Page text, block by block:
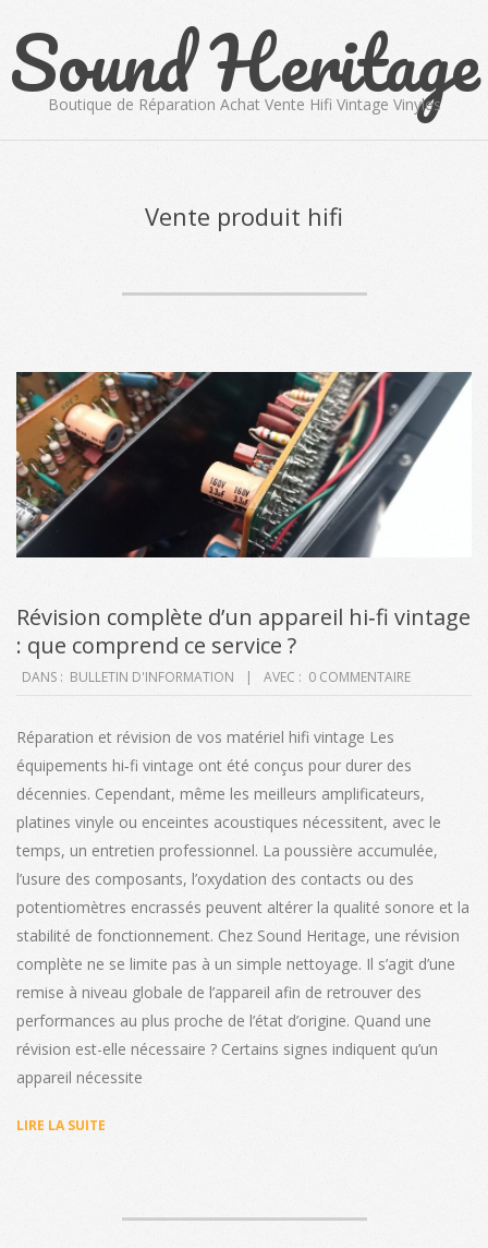
content
Sound Heritage
Boutique de Réparation Achat Vente Hifi Vintage Vinyles
Vente produit hifi
Révision complète d’un appareil hi‑fi vintage
: que comprend ce service ?
2026-
26
DANS : BULLETIN D'INFORMATION AVEC : 0 COMMENTAIRE
Réparation et révision de vos matériel hifi vintage Les
équipements hi‑fi vintage ont été conçus pour durer des
décennies. Cependant, même les meilleurs amplificateurs,
platines vinyle ou enceintes acoustiques nécessitent, avec le
temps, un entretien professionnel. La poussière accumulée,
l’usure des composants, l’oxydation des contacts ou des
potentiomètres encrassés peuvent altérer la qualité sonore et la
stabilité de fonctionnement. Chez Sound Heritage, une révision
complète ne se limite pas à un simple nettoyage. Il s’agit d’une
remise à niveau globale de l’appareil afin de retrouver des
performances au plus proche de l’état d’origine. Quand une
révision est-elle nécessaire ? Certains signes indiquent qu’un
appareil nécessite
LIRE LA SUITE